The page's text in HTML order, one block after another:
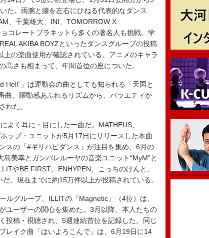
た。両腕と腰を左右にひねる代表的なダンス
、千葉雄大、INI、TOMORROW X
コレートプラネットら多くの著名人も挑戦。学
AKIBA BOYZといったダンスグループの投稿
の楽曲使用が確認されている。アニメのキャラ
さも相まって、年間首位の座についた。
」は運動会の曲としても知られる「天国と
曲。躍動感あふれるリズムから、バラエティか
れた。
く耳に・目にした一曲だ。MATHEUS、
ップ・ユニットが5月17日にリリースした本曲
スの「#ギリハピダンス」が注目を集め、6月の
美幸とガンバレルーヤの音楽ユニット“MyM”と
やBE:FIRST、ENHYPEN、こっちのけんと、
。現在までに約15万件以上が投稿されている。
グループ、ILLITの「Magnetic」（4位）は、
ユーザーの関心を集めた。3月以降、本人たちの
投稿・視聴され、5週連続首位を記録した。同じ
レイク曲「はいよろこんで」は、6月19日に14